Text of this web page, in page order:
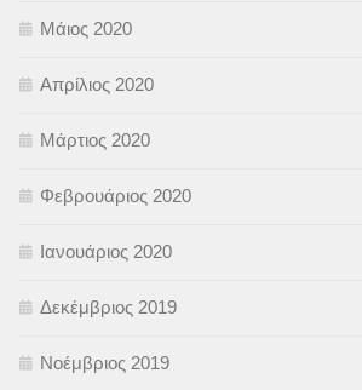
Μάιος 2020
Απρίλιος 2020
Μάρτιος 2020
Φεβρουάριος 2020
Ιανουάριος 2020
Δεκέμβριος 2019
Νοέμβριος 2019